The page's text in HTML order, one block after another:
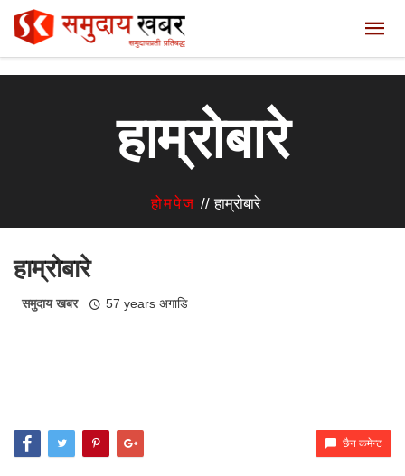
हाम्रोबारे
होमपेज // हाम्रोबारे
हाम्रोबारे
समुदाय खबर 57 years अगाडि
छैन कमेन्ट